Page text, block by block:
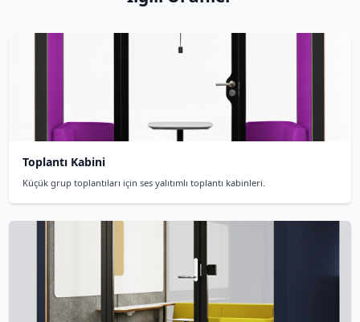
Akustik Toplantı
Hakkında Sık
Sık sorulan sorulara hızlı cevaplar
1 Akustik toplantı kabini nedir?
Akustik toplantı kabini, küçük grup
teknoloji ile tasarlanmış ses yalıtımlı